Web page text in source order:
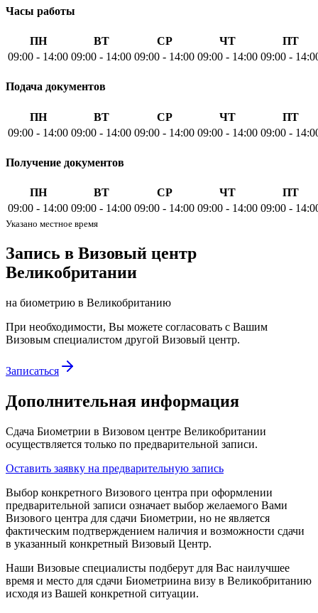
Часы работы
ПН ВТ СР ЧТ
ПТ
09:00 - 14:00 09:00 - 14:00 09:00 - 14:00 09:00 - 14:00 09:00 -
Подача документов
ПН ВТ СР ЧТ
ПТ
09:00 - 14:00 09:00 - 14:00 09:00 - 14:00 09:00 - 14:00 09:00 -
Получение документов
ПН ВТ СР ЧТ
ПТ
09:00 - 14:00 09:00 - 14:00 09:00 - 14:00 09:00 - 14:00 09:00 -
Указано местное время
Запись в Визовый центр
Великобритании
на биометрию в Великобританию
При необходимости, Вы можете согласовать с Вашим
Визовым специалистом другой Визовый центр.
Записаться
Дополнительная информация
Сдача Биометрии в Визовом центре Великобритании
осуществляется только по предварительной записи.
Оставить заявку на предварительную запись
Выбор конкретного Визового центра при оформлении
предварительной записи означает выбор желаемого Вами
Визового центра для сдачи Биометрии, но не является
фактическим подтверждением наличия и возможности сдачи
в указанный конкретный Визовый Центр.
Наши Визовые специалисты подберут для Вас наилучшее
время и место для сдачи Биометриина визу в Великобританию
исходя из Вашей конкретной ситуации.